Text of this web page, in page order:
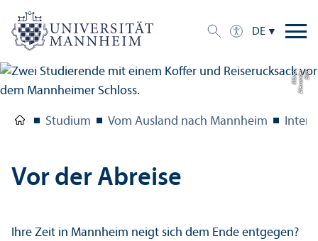
DE
Bil
d:
Al
e
x
a
n
d
e
r
M
ü
n
c
h
Studium Vom Ausland nach Mannheim
Vor der Abreise
Ihre Zeit in Mannheim neigt sich dem Ende entgegen?